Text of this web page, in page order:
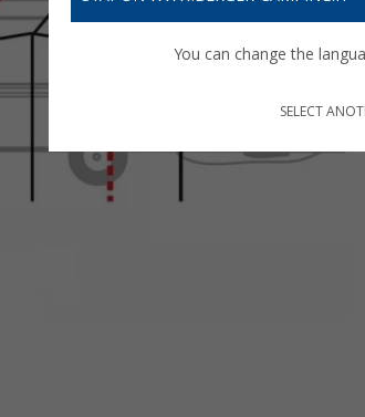
You can change the
SELECT